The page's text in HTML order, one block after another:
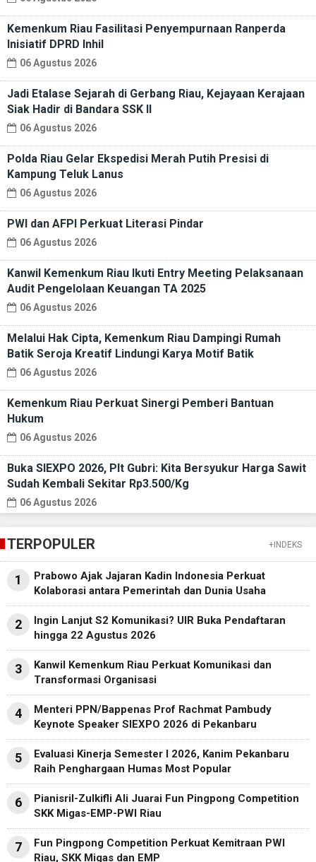
Kemenkum Riau Fasilitasi Penyempurnaan Ranperda
Inisiatif DPRD Inhil
06 Agustus 2026
Jadi Etalase Sejarah di Gerbang Riau, Kejayaan Kerajaan
Siak Hadir di Bandara SSK II
06 Agustus 2026
Polda Riau Gelar Ekspedisi Merah Putih Presisi di
Kampung Teluk Lanus
06 Agustus 2026
PWI dan AFPI Perkuat Literasi Pindar
06 Agustus 2026
Kanwil Kemenkum Riau Ikuti Entry Meeting Pelaksanaan
Audit Pengelolaan Keuangan TA 2025
06 Agustus 2026
Melalui Hak Cipta, Kemenkum Riau Dampingi Rumah
Batik Seroja Kreatif Lindungi Karya Motif Batik
06 Agustus 2026
Kemenkum Riau Perkuat Sinergi Pemberi Bantuan
Hukum
06 Agustus 2026
Buka SIEXPO 2026, Plt Gubri: Kita Bersyukur Harga Sawit
Sudah Kembali Sekitar Rp3.500/Kg
06 Agustus 2026
TERPOPULER +INDEKS
1
Prabowo Ajak Jajaran Kadin Indonesia Perkuat
Kolaborasi antara Pemerintah dan Dunia Usaha
2
Ingin Lanjut S2 Komunikasi? UIR Buka Pendaftaran
hingga 22 Agustus 2026
3
Kanwil Kemenkum Riau Perkuat Komunikasi dan
Transformasi Organisasi
4
Menteri PPN/Bappenas Prof Rachmat Pambudy
Keynote Speaker SIEXPO 2026 di Pekanbaru
5
Evaluasi Kinerja Semester I 2026, Kanim Pekanbaru
Raih Penghargaan Humas Most Popular
6
Pianisril-Zulkifli Ali Juarai Fun Pingpong Competition
SKK Migas-EMP-PWI Riau
7
Fun Pingpong Competition Perkuat Kemitraan PWI
Riau, SKK Migas dan EMP